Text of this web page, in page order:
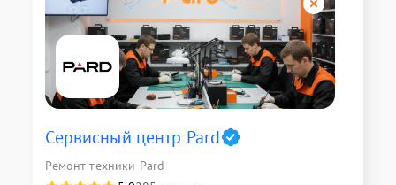
Сервисный центр Pard
Ремонт техники Pard